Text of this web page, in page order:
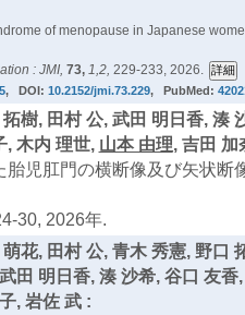
of menopause in Japanese
: JMI, 73, 1,2, 229-233, 2026.
, DOI: 10.2152/jmi.73.229, PubMed:
樹, 田村 公, 武田 明日香, 湊
, 木内 理世, 山本 由理, 吉田 加
胎児肛門の横断像及び矢状断
30, 2026年.
花, 田村 公, 青木 秀憲, 野口
田 明日香, 湊 沙希, 谷口 友
, 岩佐 武 :